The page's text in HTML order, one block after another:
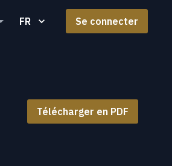
FR Se connecter
Télécharger en PDF